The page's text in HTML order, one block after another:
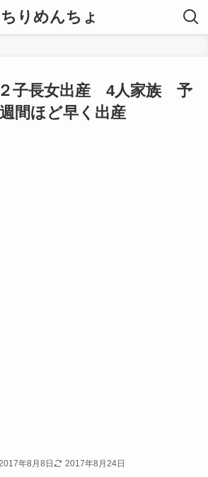
ちりめんちょ
子長女出産 4人家族 予
間ほど早く出産
年8月8日 2017年8月24日